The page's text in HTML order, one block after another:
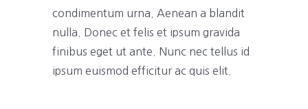
condimentum urna. Aenean a blandit
nulla. Donec et felis et ipsum gravida
finibus eget ut ante. Nunc nec tellus id
ipsum euismod efficitur ac quis elit.